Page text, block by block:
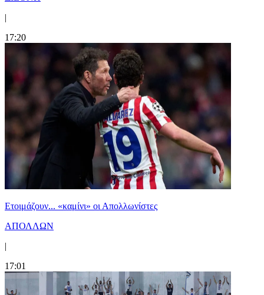
|
17:20
Ετοιμάζουν... «καμίνι» οι Απολλωνίστες
ΑΠΟΛΛΩΝ
|
17:01